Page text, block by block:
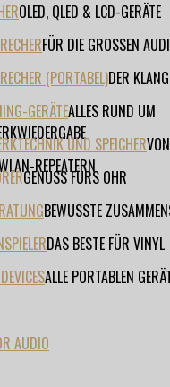
OLED, QLED & LCD-GERÄTE
FÜR DIE GROSSEN
(PORTABEL)DER
GERÄTEALLES RUND UM
UND SPEICHER
REPEATERN
GENUSS FÜRS OHR
BEWUSSTE
DAS BESTE FÜR VINYL
ALLE PORTABLEN
AUDIO